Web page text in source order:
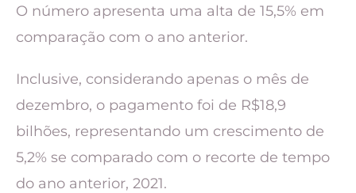
O número apresenta uma alta de 15,5% em
comparação com o ano anterior.
Inclusive, considerando apenas o mês de
dezembro, o pagamento foi de R$18,9
bilhões, representando um crescimento de
5,2% se comparado com o recorte de tempo
do ano anterior, 2021.